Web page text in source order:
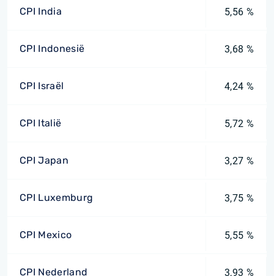
CPI India 5,56 %
CPI Indonesië 3,68 %
CPI Israël 4,24 %
CPI Italië 5,72 %
CPI Japan 3,27 %
CPI Luxemburg 3,75 %
CPI Mexico 5,55 %
CPI Nederland 3,93 %